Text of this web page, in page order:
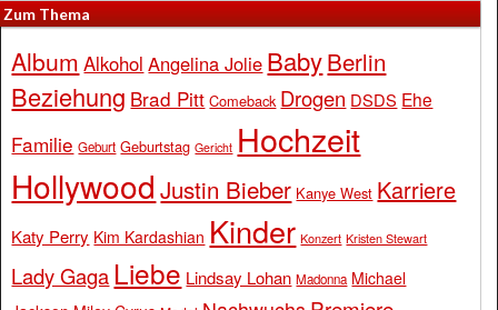
Zum Thema
Album Alkohol Angelina Jolie BabyBerlin
Beziehung Brad Pitt Comeback Drogen DSDS Ehe
Familie Geburt Geburtstag Gericht Hochzeit
Hollywood Justin Bieber Kanye West Karriere
Katy Perry Kim Kardashian Kinder Konzert Kristen Stewart
Lady Gaga Liebe Lindsay Lohan Madonna Michael